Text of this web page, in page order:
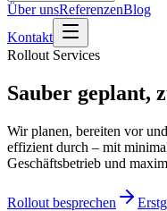
Über unsReferenzenBlog
Kontakt
Rollout Services
Sauber geplant,
Wir planen, bereiten vor
effizient durch – mit
Geschäftsbetrieb und
Rollout besprechen